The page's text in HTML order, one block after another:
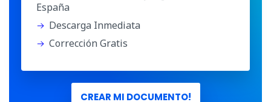
España
Descarga Inmediata
Corrección Gratis
CREAR MI DOCUMENTO!